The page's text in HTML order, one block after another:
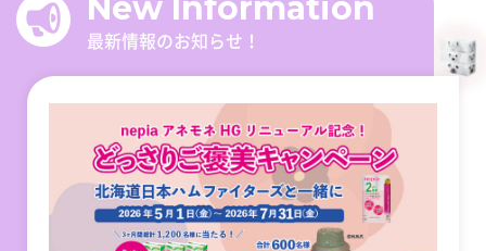
New Information
最新情報のお知らせ！